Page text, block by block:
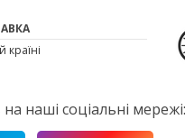
країні
наші соціальні мережі: